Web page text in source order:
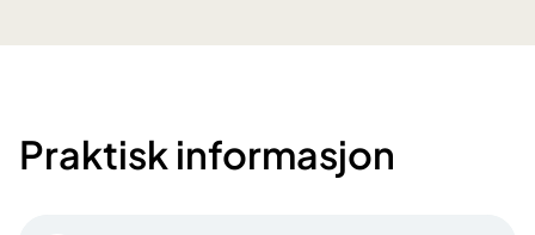
Praktisk informasjon